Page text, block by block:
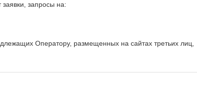
запросы на:
Оператору, размещенных на сайтах третьих лиц,